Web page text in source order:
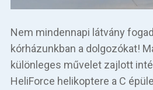
Nem mindennapi látvány
kórházunkban a dolgozókat!
különleges művelet zajlott
HeliForce helikoptere a C